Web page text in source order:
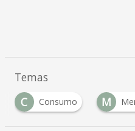
Temas
C
Consumo M